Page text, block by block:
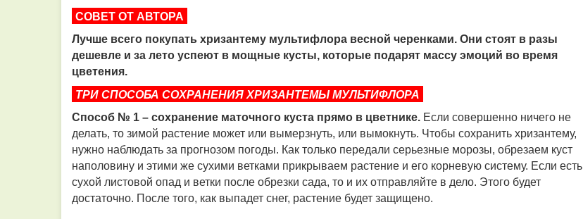
СОВЕТ ОТ АВТОРА
Лучше всего покупать хризантему мультифлора весной черенками. Они стоят в разы
дешевле и за лето успеют в мощные кусты, которые подарят массу эмоций во время
цветения.
ТРИ СПОСОБА СОХРАНЕНИЯ ХРИЗАНТЕМЫ МУЛЬТИФЛОРА
Способ № 1 – сохранение маточного куста прямо в цветнике. Если совершенно ничего не
делать, то зимой растение может или вымерзнуть, или вымокнуть. Чтобы сохранить хризантему,
нужно наблюдать за прогнозом погоды. Как только передали серьезные морозы, обрезаем куст
наполовину и этими же сухими ветками прикрываем растение и его корневую систему. Если есть
сухой листовой опад и ветки после обрезки сада, то и их отправляйте в дело. Этого будет
достаточно. После того, как выпадет снег, растение будет защищено.